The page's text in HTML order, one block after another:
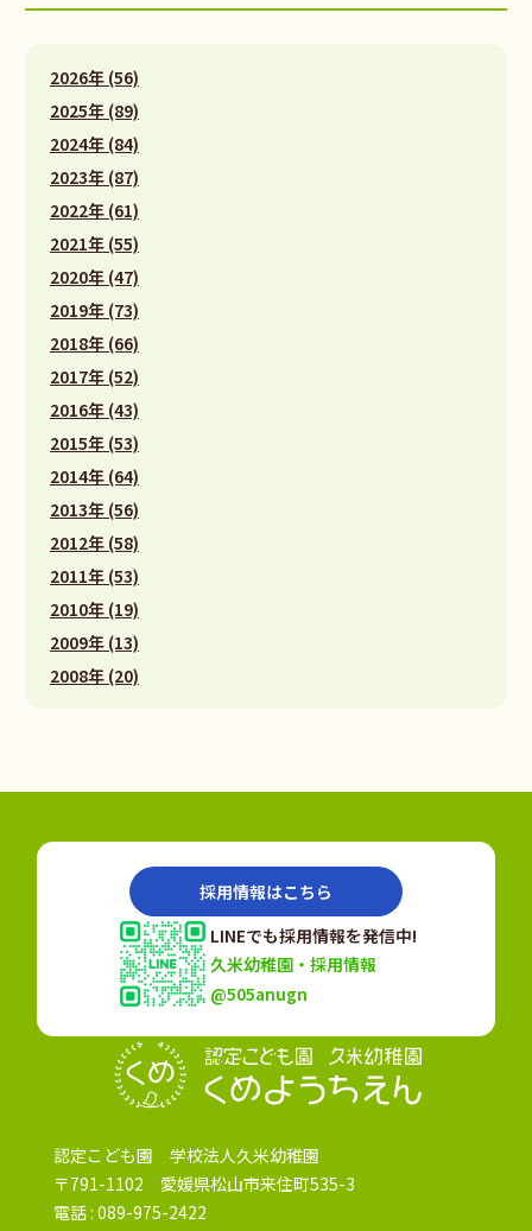
2026年 (56)
2025年 (89)
2024年 (84)
2023年 (87)
2022年 (61)
2021年 (55)
2020年 (47)
2019年 (73)
2018年 (66)
2017年 (52)
2016年 (43)
2015年 (53)
2014年 (64)
2013年 (56)
2012年 (58)
2011年 (53)
2010年 (19)
2009年 (13)
2008年 (20)
認定こども園 学校法人久米幼稚園
〒791-1102 愛媛県松山市来住町535-3
電話 : 089-975-2422
採用情報はこちら
LINEでも採用情報を発信中!
久米幼稚園・採用情報
@505anugn